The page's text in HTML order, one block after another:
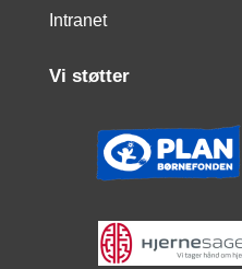
Intranet
Vi støtter